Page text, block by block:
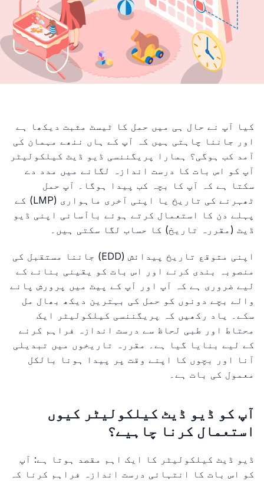
کیا آپ نے حال ہی میں حمل کا ٹیسٹ مثبت دیکھا ہے
اور جاننا چاہتی ہیں کہ آپ کے ہاں ننھے مہمان کی
آمد کب ہوگی؟ ہمارا پریگننسی ڈیو ڈیٹ کیلکولیٹر
آپ کو اس بات کا درست اندازہ لگانے میں مدد دے
سکتا ہے کہ آپ کا بچہ کب پیدا ہوگا۔ آپ حمل
ٹھہرنے کی تاریخ یا اپنی آخری ماہواری (LMP) کے
پہلے دن کا استعمال کرتے ہوئے باآسانی اپنی ڈیو
ڈیٹ (مقررہ تاریخ) کا حساب لگا سکتی ہیں۔
اپنی متوقع تاریخ پیدائش (EDD) جاننا مستقبل کی
منصوبہ بندی کرنے اور اس بات کو یقینی بنانے کے
لیے ضروری ہے کہ آپ اور آپ کے پیٹ میں پرورش پانے
والے بچے دونوں کو حمل کی بہترین دیکھ بھال مل
سکے۔ یاد رکھیں کہ پریگننسی کیلکولیٹر ایک
محتاط اور طبی لحاظ سے درست اندازہ فراہم کرنے
کے لیے بنایا گیا ہے۔ مقررہ تاریخوں میں تبدیلی
آنا اور بچوں کا اپنے وقت پر پیدا ہونا بالکل
معمول کی بات ہے۔
آپ کو ڈیو ڈیٹ کیلکولیٹر کیوں
استعمال کرنا چاہیے؟
ڈیو ڈیٹ کیلکولیٹر کا ایک اہم مقصد ہوتا ہے: آپ
کو اس بات کا انتہائی درست اندازہ فراہم کرنا کہ